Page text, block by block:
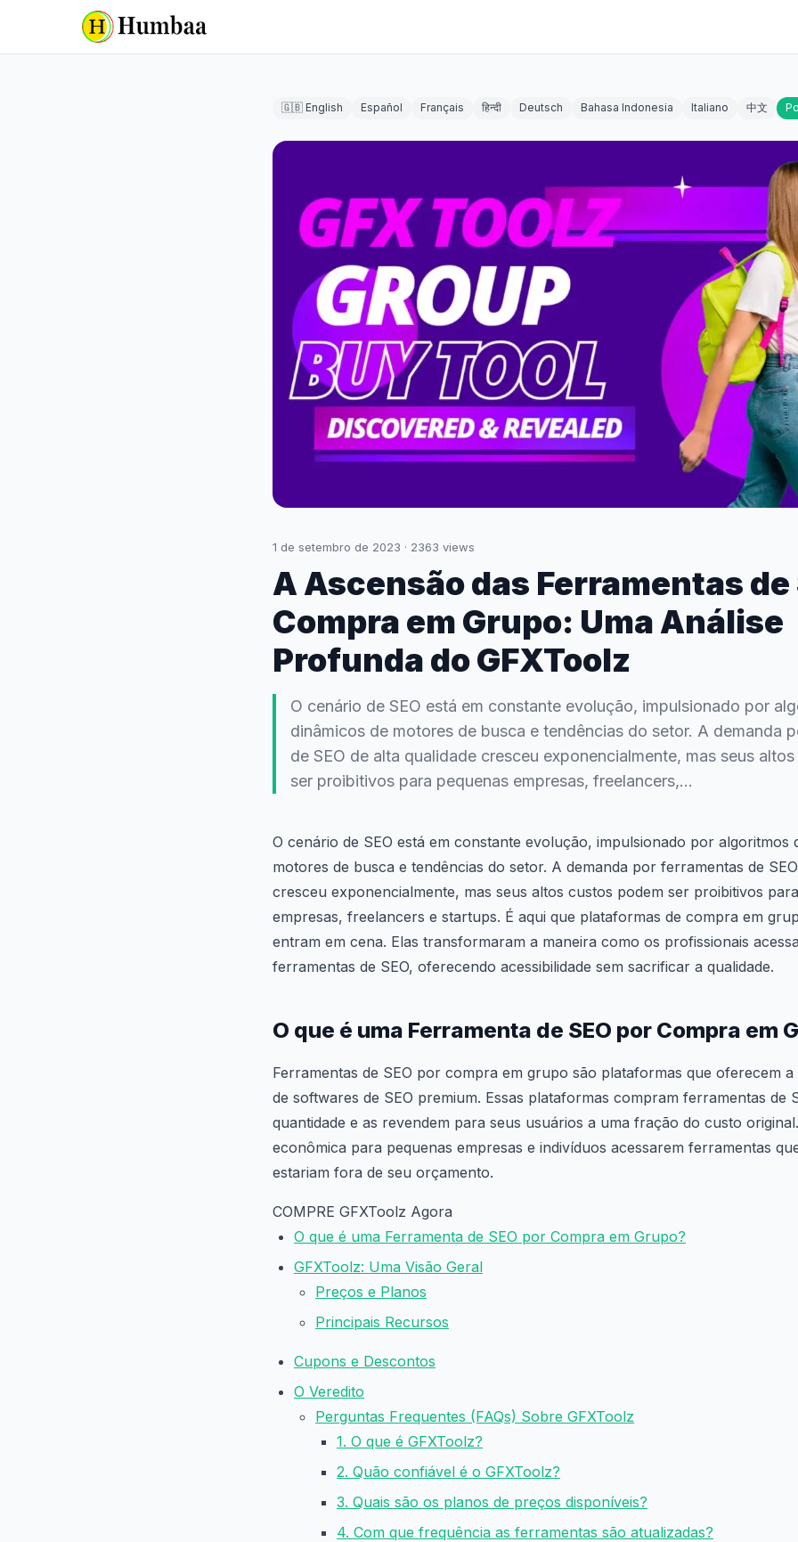
🇬🇧 English Español Français हिन्दी Deutsch Bahasa Indonesia Italiano 中文
1 de setembro de 2023 · 2363 views
A Ascensão das Ferramentas de
Compra em Grupo: Uma Análise
Profunda do GFXToolz
O cenário de SEO está em constante evolução, impulsionado por
dinâmicos de motores de busca e tendências do setor. A demanda
de SEO de alta qualidade cresceu exponencialmente, mas seus
ser proibitivos para pequenas empresas, freelancers,…
O cenário de SEO está em constante evolução, impulsionado por algoritmos
motores de busca e tendências do setor. A demanda por ferramentas de
cresceu exponencialmente, mas seus altos custos podem ser proibitivos
empresas, freelancers e startups. É aqui que plataformas de compra em
entram em cena. Elas transformaram a maneira como os profissionais
ferramentas de SEO, oferecendo acessibilidade sem sacrificar a qualidade.
O que é uma Ferramenta de SEO por Compra em
Ferramentas de SEO por compra em grupo são plataformas que oferecem
de softwares de SEO premium. Essas plataformas compram ferramentas de
quantidade e as revendem para seus usuários a uma fração do custo
econômica para pequenas empresas e indivíduos acessarem ferramentas
estariam fora de seu orçamento.
COMPRE GFXToolz Agora
O que é uma Ferramenta de SEO por Compra em Grupo?
GFXToolz: Uma Visão Geral
Preços e Planos
Principais Recursos
Cupons e Descontos
O Veredito
Perguntas Frequentes (FAQs) Sobre GFXToolz
1. O que é GFXToolz?
2. Quão confiável é o GFXToolz?
3. Quais são os planos de preços disponíveis?
4. Com que frequência as ferramentas são atualizadas?